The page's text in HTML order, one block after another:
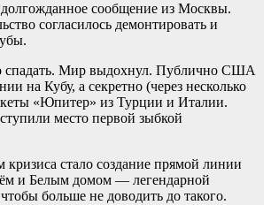
сообщение из Москвы.
согласилось демонтировать и
спадать. Мир выдохнул. Публично США
на Кубу, а секретно (через несколько
«Юпитер» из Турции и Италии.
место первой зыбкой
стало создание прямой линии
и Белым домом — легендарной
больше не доводить до такого.